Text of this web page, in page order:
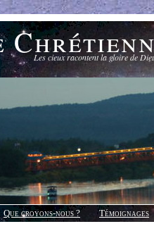
Les cieux racontent la gloire de
Que croyons-nous ?
Témoignages